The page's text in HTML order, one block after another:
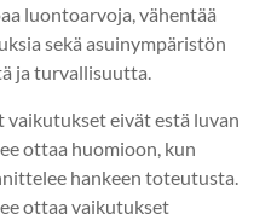
luontoarvoja, vähentää
sekä asuinympäristön
ja turvallisuutta.
vaikutukset eivät estä luvan
ottaa huomioon, kun
hankeen toteutusta.
ottaa vaikutukset